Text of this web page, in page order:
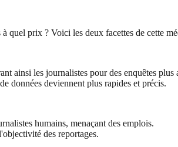
quel prix ? Voici les deux facettes de cette
ainsi les journalistes pour des enquêtes plus
données deviennent plus rapides et précis.
humains, menaçant des emplois.
des reportages.